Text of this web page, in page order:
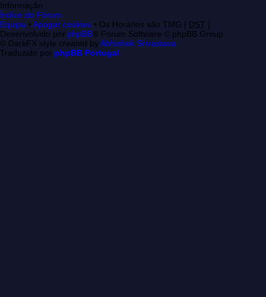
Informação
Índice do Fórum
Equipa • Apagar cookies • Os Horários são TMG [ DST ]
Desenvolvido por phpBB® Forum Software © phpBB Group
© DarkFX style created byAbhishek Srivastava
Traduzido por phpBB Portugal